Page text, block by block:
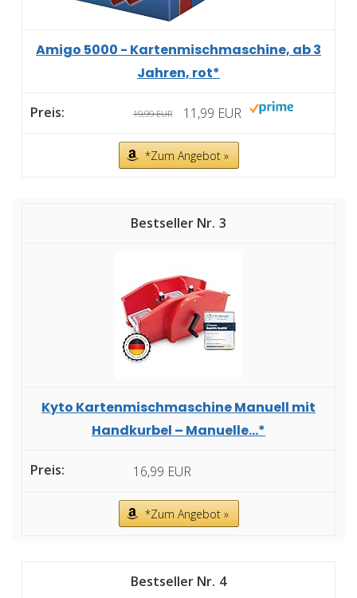
Amigo 5000 - Kartenmischmaschine, ab 3
Jahren, rot*
19,99 EUR 11,99 EUR
*Zum Angebot »
3
Kyto Kartenmischmaschine Manuell mit
Handkurbel – Manuelle...*
16,99 EUR
*Zum Angebot »
4